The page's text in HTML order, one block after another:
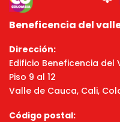
Beneficencia del
Dirección:
Edificio Beneficencia
Piso 9 al 12
Valle de Cauca, Cali,
Código postal: